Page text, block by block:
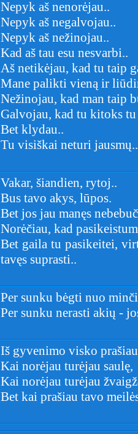
Nepyk aš nenorėjau..
Nepyk aš negalvojau..
Nepyk aš nežinojau..
Kad aš tau esu nesvarbi..
Aš netikėjau, kad tu taip
Mane palikti vieną ir
Nežinojau, kad man taip
Galvojau, kad tu kitoks
Bet klydau..
Tu visiškai neturi jausmų..
Vakar, šiandien, rytoj..
Bus tavo akys, lūpos.
Bet jos jau manęs
Norėčiau, kad
Bet gaila tu pasikeitei,
tavęs suprasti..
Per sunku bėgti nuo
Per sunku nerasti akių -
Iš gyvenimo visko
Kai norėjau turėjau saulę,
Kai norėjau turėjau
Bet kai prašiau tavo